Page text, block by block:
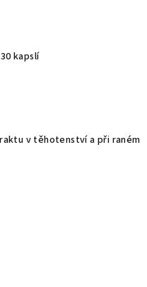
kapslí
v těhotenství a při raném